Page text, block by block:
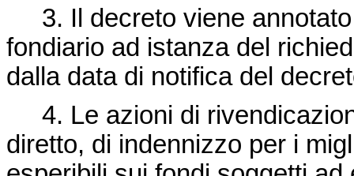
3. Il decreto viene annotato
fondiario ad istanza del
dalla data di notifica del
4. Le azioni di
diretto, di indennizzo per i